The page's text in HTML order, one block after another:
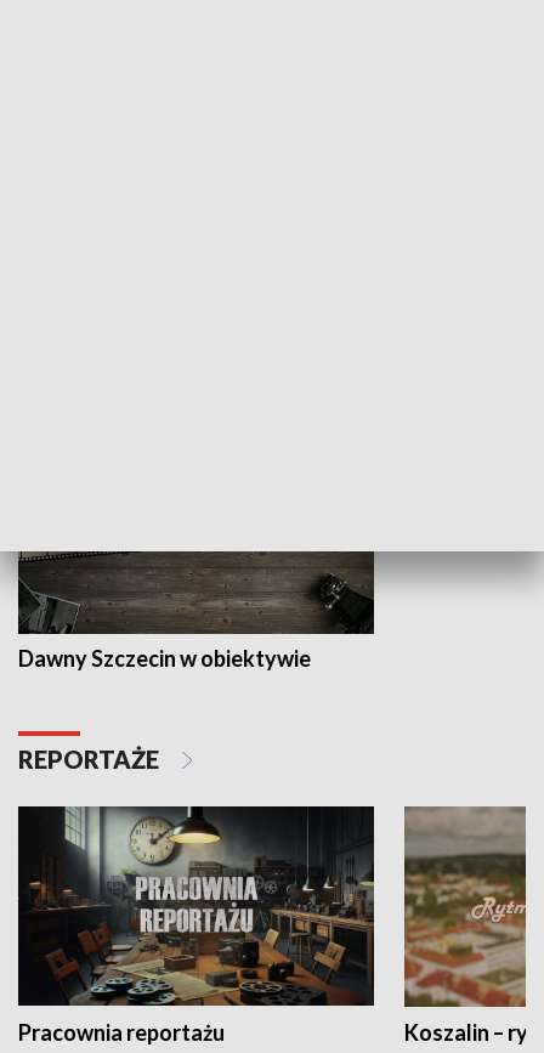
Dawny Szczecin w obiektywie
REPORTAŻE
Pracownia reportażu Koszalin –